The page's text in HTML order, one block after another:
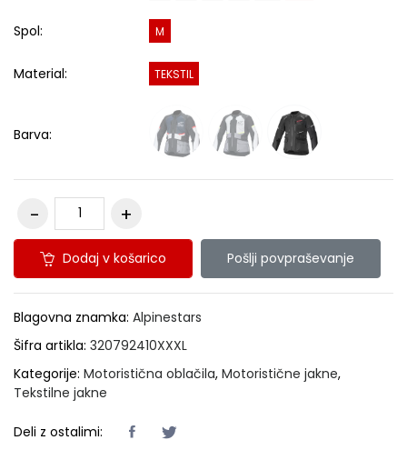
Spol: M
Material: TEKSTIL
Barva:
Dodaj v košarico Pošlji povpraševanje
Blagovna znamka: Alpinestars
Šifra artikla: 320792410XXXL
Kategorije: Motoristična oblačila, Motoristične jakne,
Tekstilne jakne
Deli z ostalimi: